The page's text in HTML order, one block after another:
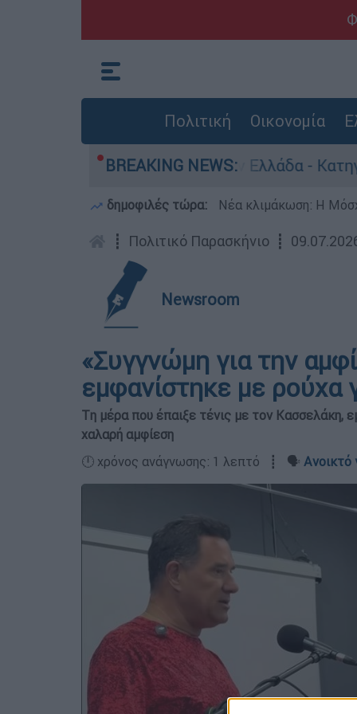
Πολιτική Οικονομία
BREAKING NEWS:
ανθρωποκτονίες στην Ελλάδα -
δημοφιλές τώρα: Νέα κλιμάκωση: Η
┋ Πολιτικό Παρασκήνιο ┋
Newsroom
«Συγγνώμη για την
εμφανίστηκε με ρούχα
Tη μέρα που έπαιξε τένις με τον Κασσελάκη,
χαλαρή αμφίεση
🕛 χρόνος ανάγνωσης: 1 λεπτό ┋ 🗣️ Ανοικτό